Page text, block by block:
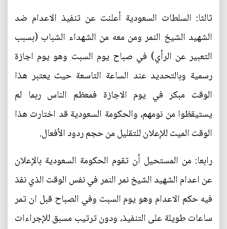
ثالثا: السلطات السعودية أعلنت عن تنفيذ الاعدام ضد
الشهيد الشيخ النمر ومن معه من الشهداء الشباب (بسبب
التعبير عن الرأي) في صباح يوم السبت وهو يوم اجازة
رسمية وبالتحديد عند الساعة التاسعة حيث يعتبر هذا
الوقت مبكر في يوم الاجازة فمعظم الناس ربما لم
يستيقظوا من نومهم، والحكومة السعودية قد اختارت هذا
الوقت الميت للإعلان للتقليل من حجم ردود الأفعال.
رابعا: من المستحيل أن تقوم الحكومة السعودية بالإعلان
عن اعدام الشهيد الشيخ نمر النمر في نفس الوقت الذي نفذ
فيه حكم الاعدام وهو يوم السبت وفي الصباح قبل ان تمر
ساعات طويلة على التنفيذ، ودون ترتيب مسبق للإجراءات